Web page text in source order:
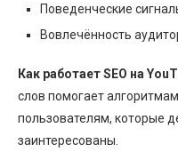
Поведенческие
Вовлечённость
Как работает SEO на
слов помогает
пользователям, которые
заинтересованы.